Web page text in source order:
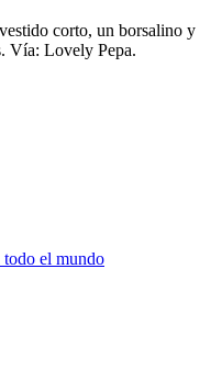
corto, un borsalino y
Vía: Lovely Pepa.
todo el mundo